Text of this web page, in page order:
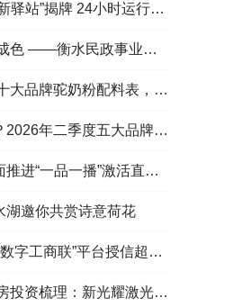
牌 24小时运行守护户外劳动者
水民政事业高质量发展综述
粉配料表，识别纯驼乳与益生元
季度五大品牌肠胃适配营养安全
一播”激活直播电商发展新动能
邀你共赏诗意荷花
商联”平台授信超165亿元
：新光耀激光科技谷等项目盘点